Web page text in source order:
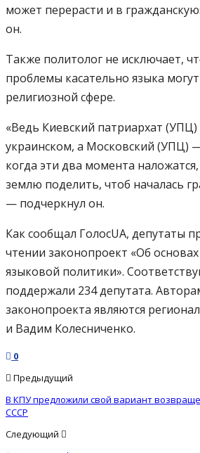
может перерасти и в
он.
Также политолог не исключает,
проблемы касательно языка
религиозной сфере.
«Ведь Киевский патриархат (УПЦ)
украинском, а Московский (УПЦ)
когда эти два момента
землю поделить, чтоб началась
— подчеркнул он.
Как сообщал ГолосUA, депутаты
чтении законопроект «Об
языковой политики».
поддержали 234 депутата.
законопроекта являются
и Вадим Колесниченко.
0
Предыдущий
В КПУ предложили свой вариант
СССР
Следующий